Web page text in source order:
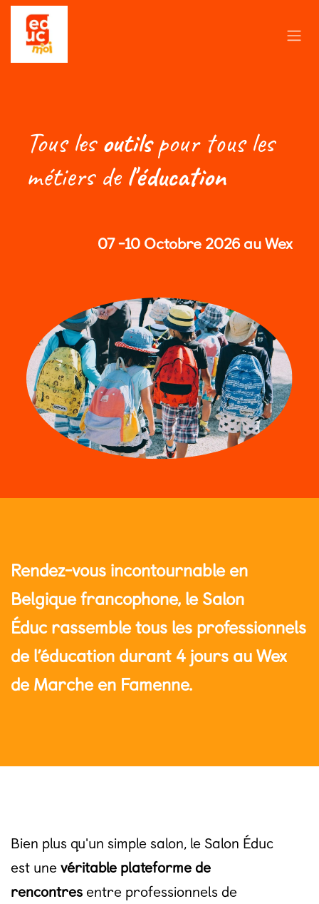
Se rendre au contenu
Tous lesoutilspour tous les
métiers de l'éducation
07 -10 Octobre 2026 au Wex
Rendez-vous incontournable en
Belgique francophone, le Salon
Éduc rassemble tous les professionnels
de l’éducation durant 4 jours au Wex
de Marche en Famenne.
Bien plus qu'un simple salon, le Salon Éduc
est unevéritable plateforme de
rencontresentre professionnels de